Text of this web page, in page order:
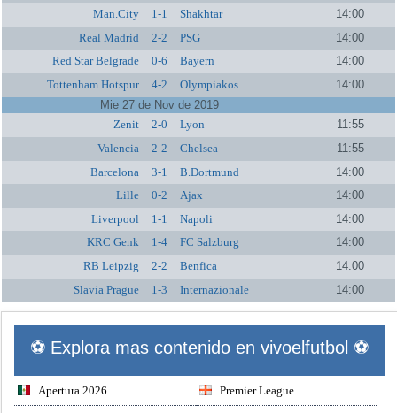
Man.City
1-1 Shakhtar
14:00
Real Madrid
2-2 PSG
14:00
Red Star Belgrade
0-6 Bayern
14:00
Tottenham Hotspur
4-2 Olympiakos
14:00
Mie 27 de Nov de 2019
Zenit
2-0 Lyon
11:55
Valencia
2-2 Chelsea
11:55
Barcelona
3-1 B.Dortmund
14:00
Lille
0-2 Ajax
14:00
Liverpool
1-1 Napoli
14:00
KRC Genk
1-4 FC Salzburg
14:00
RB Leipzig
2-2 Benfica
14:00
Slavia Prague
1-3 Internazionale 14:00
⚽ Explora mas contenido en vivoelfutbol ⚽
Apertura 2026 Premier League